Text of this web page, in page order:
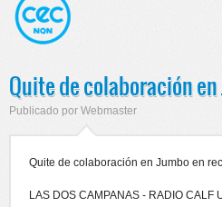
Quite de colaboración
Publicado por Webmaster
Quite de colaboración en Jumbo en
LAS DOS CAMPANAS - RADIO CALF